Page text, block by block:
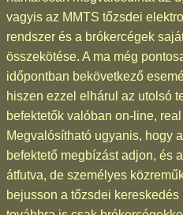
vagyis az MMTS tőzsdei
rendszer és a brókercégek
összekötése. A ma még
időpontban bekövetkező
hiszen ezzel elhárul az utolsó
befektetők valóban on-line,
Megvalósítható ugyanis, hogy
befektető megbízást adjon, és
átfutva, de személyes
bejusson a tőzsdei